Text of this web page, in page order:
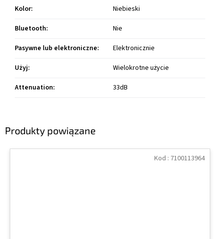
Produkty powiązane
Kod : 7100113964
Kolor:
Niebieski
Bluetooth:
Nie
Pasywne lub elektroniczne:
Elektronicznie
Użyj:
Wielokrotne użycie
Attenuation: 33dB